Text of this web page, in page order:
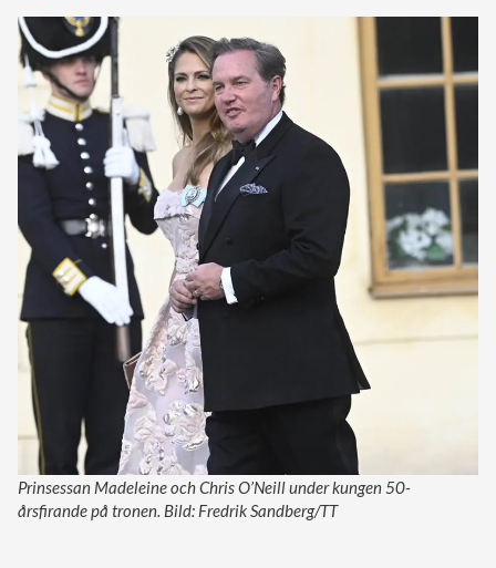
Prinsessan Madeleine och Chris O’Neill under kungen 50-
årsfirande på tronen. Bild: Fredrik Sandberg/TT